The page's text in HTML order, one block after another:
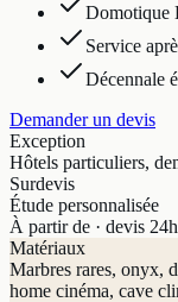
Domotique
Service
Décennale
Demander un devis
Exception
Hôtels particuliers,
Surdevis
Étude personnalisée
À partir de · devis
Matériaux
Marbres rares, onyx,
home cinéma, cave